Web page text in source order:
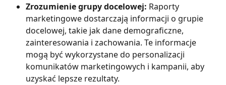
Zrozumienie grupy docelowej: Raporty
marketingowe dostarczają informacji o grupie
docelowej, takie jak dane demograficzne,
zainteresowania i zachowania. Te informacje
mogą być wykorzystane do personalizacji
komunikatów marketingowych i kampanii, aby
uzyskać lepsze rezultaty.